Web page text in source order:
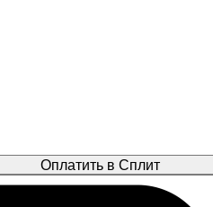
Оплатить в Сплит